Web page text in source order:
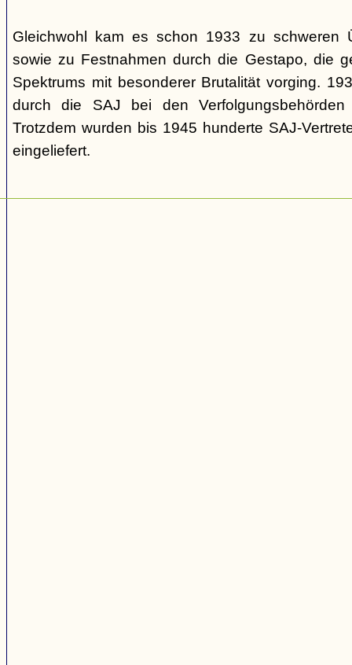
Gleichwohl kam es schon 1933 zu schweren
sowie zu Festnahmen durch die Gestapo, die
Spektrums mit besonderer Brutalität vorging.
durch die SAJ bei den
Trotzdem wurden bis 1945 hunderte SAJ-
eingeliefert.